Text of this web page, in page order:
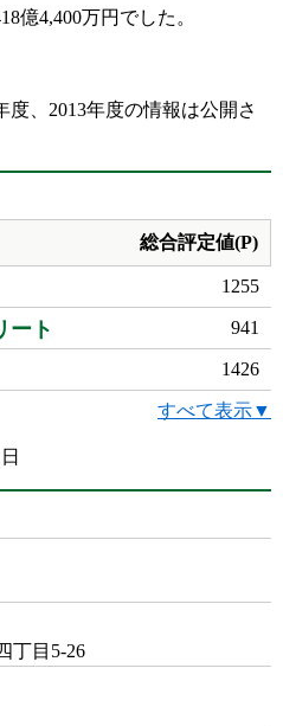
億4,400万円でした。
度、2013年度の情報は公開さ
総合評定値(P)
1255
ート 941
1426
すべて表示▼
丁目5-26